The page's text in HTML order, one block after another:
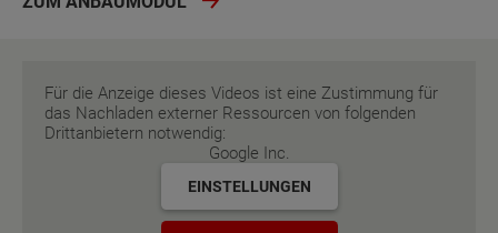
Für die Anzeige dieses Videos ist eine Zustimmung für
das Nachladen externer Ressourcen von folgenden
Drittanbietern notwendig:
Google Inc.
EINSTELLUNGEN